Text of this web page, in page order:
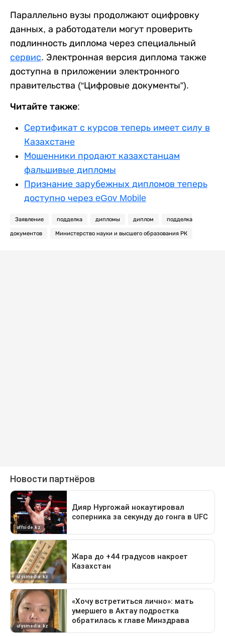
Параллельно вузы продолжают оцифровку
данных, а работодатели могут проверить
подлинность диплома через специальный
сервис. Электронная версия диплома также
доступна в приложении электронного
правительства (“Цифровые документы”).
Читайте также:
Сертификат с курсов теперь имеет силу в
Казахстане
Мошенники продают казахстанцам
фальшивые дипломы
Признание зарубежных дипломов теперь
доступно через eGov Mobile
Заявление подделка дипломы диплом подделка
документов Министерство науки и высшего образования РК